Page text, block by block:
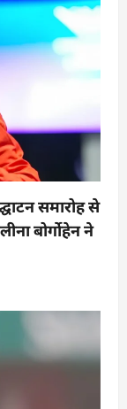
समारोह से
बोर्गोहेन ने